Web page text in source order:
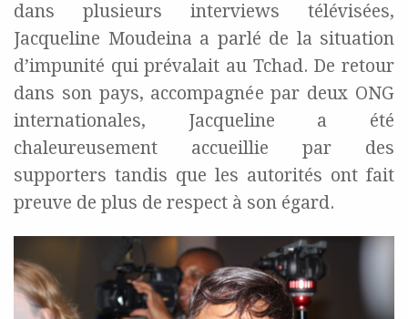
dans plusieurs interviews télévisées,
Jacqueline Moudeina a parlé de la situation
d’impunité qui prévalait au Tchad. De retour
dans son pays, accompagnée par deux ONG
internationales, Jacqueline a été
chaleureusement accueillie par des
supporters tandis que les autorités ont fait
preuve de plus de respect à son égard.